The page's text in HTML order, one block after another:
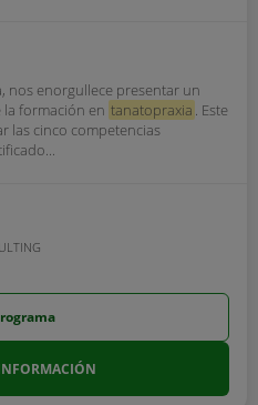
nos enorgullece presentar un
formación en tanatopraxia . Este
las cinco competencias